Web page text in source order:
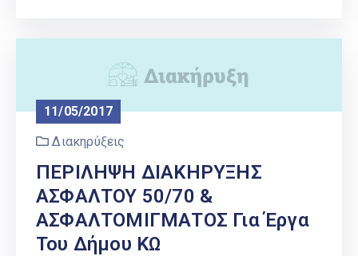
11/05/2017
Διακηρύξεις
ΠΕΡΙΛΗΨΗ ΔΙΑΚΗΡΥΞΗΣ
ΑΣΦΑΛΤΟΥ 50/70 &
ΑΣΦΑΛΤΟΜΙΓΜΑΤΟΣ Για Έργα
Του Δήμου ΚΩ